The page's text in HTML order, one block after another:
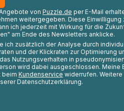
von Puzzle.de per E-Mail
weitergegeben. Diese Einwilligung
ich jederzeit mit Wirkung für die
am Ende des Newsletters anklicke.
ich zusätzlich der Analyse durch
und der Klickraten zur Optimierung
Nutzungsverhalten in
wird dabei ausgeschlossen. Meine
beim Kundenservice widerrufen.
Datenschutzerklärung.